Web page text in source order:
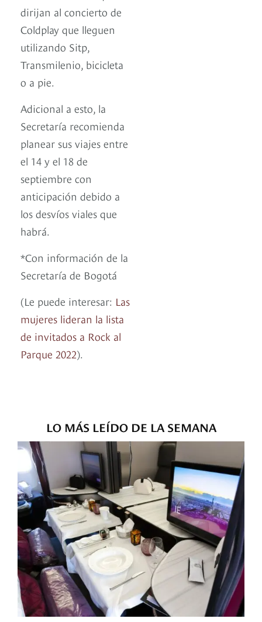
dirijan al concierto de
Coldplay que lleguen
utilizando Sitp,
Transmilenio, bicicleta
o a pie.
Adicional a esto, la
Secretaría recomienda
planear sus viajes entre
el 14 y el 18 de
septiembre con
anticipación debido a
los desvíos viales que
habrá.
*Con información de la
Secretaría de Bogotá
(Le puede interesar: Las
mujeres lideran la lista
de invitados a Rock al
Parque 2022).
LO MÁS LEÍDO DE LA SEMANA